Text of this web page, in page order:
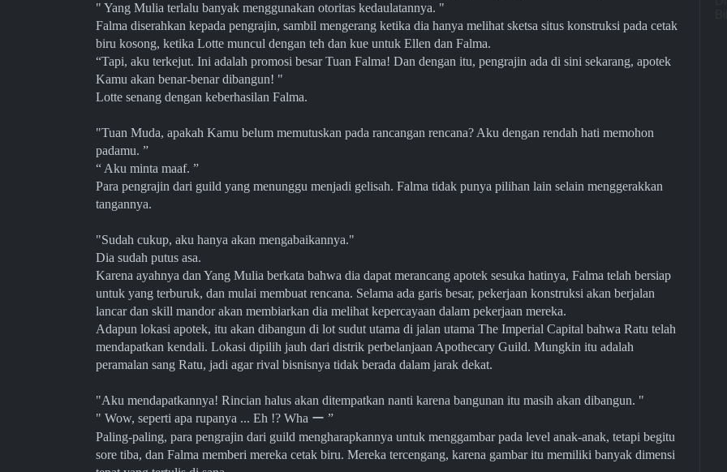
" Yang Mulia terlalu banyak menggunakan otoritas kedaulatannya. "
Falma diserahkan kepada pengrajin, sambil mengerang ketika dia hanya melihat sketsa situs konstruksi pada cetak
biru kosong, ketika Lotte muncul dengan teh dan kue untuk Ellen dan Falma.
“Tapi, aku terkejut. Ini adalah promosi besar Tuan Falma! Dan dengan itu, pengrajin ada di sini sekarang, apotek
Kamu akan benar-benar dibangun! "
Lotte senang dengan keberhasilan Falma.
"Tuan Muda, apakah Kamu belum memutuskan pada rancangan rencana? Aku dengan rendah hati memohon
padamu. ”
“ Aku minta maaf. ”
Para pengrajin dari guild yang menunggu menjadi gelisah. Falma tidak punya pilihan lain selain menggerakkan
tangannya.
"Sudah cukup, aku hanya akan mengabaikannya."
Dia sudah putus asa.
Karena ayahnya dan Yang Mulia berkata bahwa dia dapat merancang apotek sesuka hatinya, Falma telah bersiap
untuk yang terburuk, dan mulai membuat rencana. Selama ada garis besar, pekerjaan konstruksi akan berjalan
lancar dan skill mandor akan membiarkan dia melihat kepercayaan dalam pekerjaan mereka.
Adapun lokasi apotek, itu akan dibangun di lot sudut utama di jalan utama The Imperial Capital bahwa Ratu telah
mendapatkan kendali. Lokasi dipilih jauh dari distrik perbelanjaan Apothecary Guild. Mungkin itu adalah
peramalan sang Ratu, jadi agar rival bisnisnya tidak berada dalam jarak dekat.
"Aku mendapatkannya! Rincian halus akan ditempatkan nanti karena bangunan itu masih akan dibangun. "
" Wow, seperti apa rupanya ... Eh !? Wha ー ”
Paling-paling, para pengrajin dari guild mengharapkannya untuk menggambar pada level anak-anak, tetapi begitu
sore tiba, dan Falma memberi mereka cetak biru. Mereka tercengang, karena gambar itu memiliki banyak dimensi